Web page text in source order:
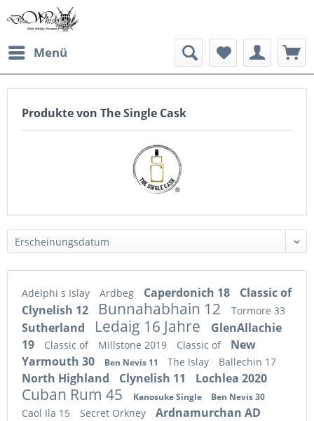
Menü
Produkte von The Single Cask
Adelphi s Islay Ardbeg Caperdonich 18
Classic of
Clynelish 12
Bunnahabhain 12 Tormore 33
Sutherland Ledaig 16 Jahre
GlenAllachie
19
Classic of Millstone 2019 Classic of
New
Yarmouth 30
Ben Nevis 11 The Islay Ballechin 17
North Highland Clynelish 11 Lochlea 2020
Cuban Rum 45 Kanosuke Single Ben Nevis 30
Caol Ila 15 Secret Orkney Ardnamurchan AD